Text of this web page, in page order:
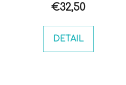
€32,50
DETAIL